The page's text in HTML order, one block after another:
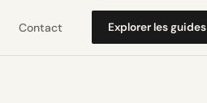
Contact Explorer les guides